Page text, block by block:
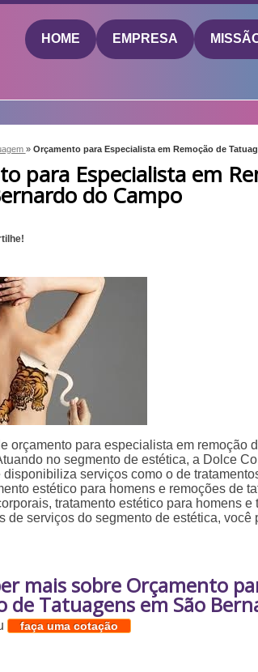
HOME EMPRESA
» Orçamento para Especialista em Remoção de
para Especialista em
do Campo
orçamento para especialista em remoção
no segmento de estética, a Dolce
serviços como o de
estético para homens e remoções de
tratamento estético para homens
de serviços do segmento de estética, você
mais sobre Orçamento
de Tatuagens em São
faça uma cotação